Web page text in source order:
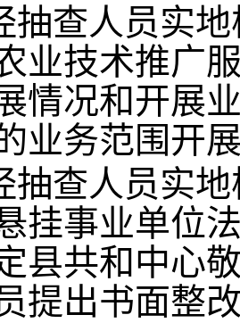
抽查人员实
业技术推广
情况和开展
业务范围开
抽查人员实
挂事业单位
县共和中心
提出书面整